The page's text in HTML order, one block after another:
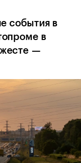
события в
в
—